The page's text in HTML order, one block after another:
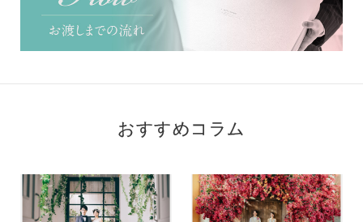
おすすめコラム